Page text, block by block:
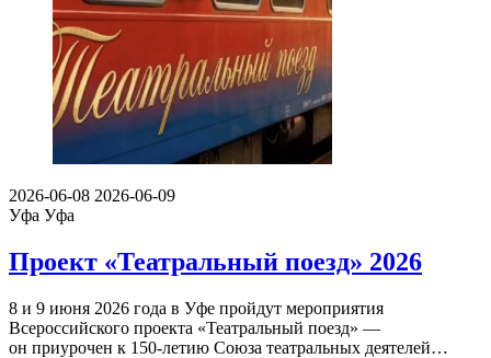
2026-06-08 2026-06-09
Уфа Уфа
Проект «Театральный поезд» 2026
8 и 9 июня 2026 года в Уфе пройдут мероприятия
Всероссийского проекта «Театральный поезд» —
он приурочен к 150‑летию Союза театральных деятелей…